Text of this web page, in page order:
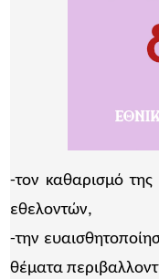
-τον καθαρισμό
εθελοντών,
-την
θέματα